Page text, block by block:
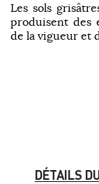
Les sols
produisent des
de la vigueur et
DÉTAILS